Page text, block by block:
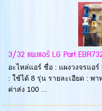
3/32 แผงแอร์ LG
อะไหล่แอร์ ชื่อ : แผงวงจรแอร์
: ใช้ได้ 8 รุ่น รายละเอียด : พ
ค่าส่ง 100 ...